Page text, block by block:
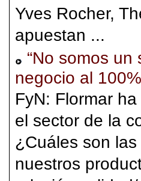
Yves Rocher,
apuestan ...
“No somos
negocio al
FyN: Flormar
el sector de la
¿Cuáles son
nuestros